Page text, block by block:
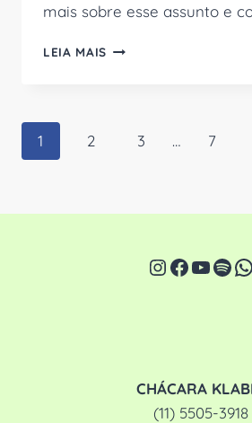
mais sobre esse assunto e
LEIA MAIS
COMER
JÁ
AQUI!
Navegação
Página
1 2 3 … 7
Instagram
CHÁCARA
(11) 5505-3918